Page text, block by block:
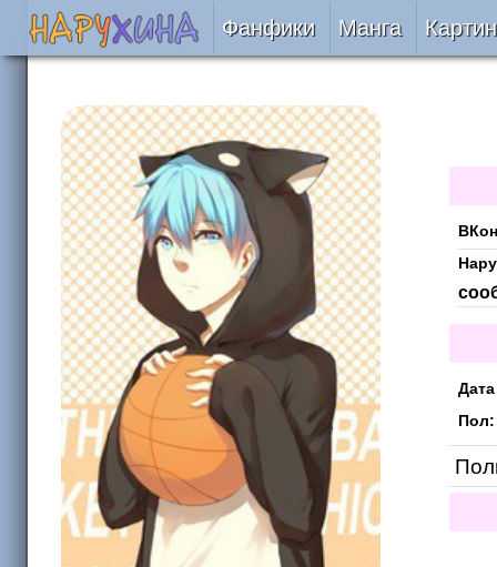
Фанфики
Сборники
Подобрать
Рецензии
На проверке
Отправить
Манга
Пол: